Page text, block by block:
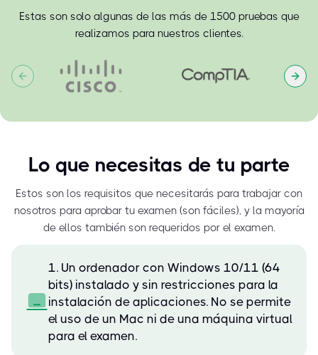
Estas son solo algunas de las más de 1500 pruebas que
realizamos para nuestros clientes.
Previous slide
Lo que necesitas de tu parte
Estos son los requisitos que necesitarás para trabajar con
nosotros para aprobar tu examen (son fáciles), y la mayoría
de ellos también son requeridos por el examen.
1. Un ordenador con Windows 10/11 (64
bits) instalado y sin restricciones para la
instalación de aplicaciones. No se permite
el uso de un Mac ni de una máquina virtual
para el examen.